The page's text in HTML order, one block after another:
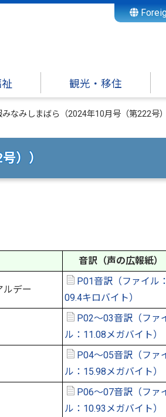
観光・移住
みなみしまばら（2024年10月号（第222号）
））
音訳（声の広報紙）
デー
P01音訳（ファイル
09.4キロバイト）
P02～03音訳（ファ
ル：11.08メガバイト）
P04～05音訳（ファ
ル：15.98メガバイト）
P06～07音訳（ファ
ル：10.93メガバイト）